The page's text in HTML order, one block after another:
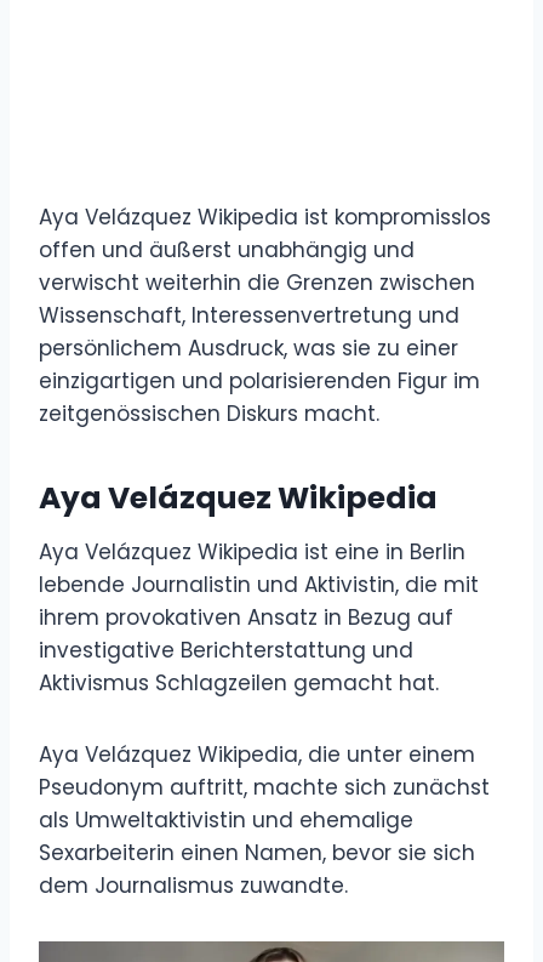
Aya Velázquez Wikipedia ist kompromisslos
offen und äußerst unabhängig und
verwischt weiterhin die Grenzen zwischen
Wissenschaft, Interessenvertretung und
persönlichem Ausdruck, was sie zu einer
einzigartigen und polarisierenden Figur im
zeitgenössischen Diskurs macht.
Aya Velázquez Wikipedia
Aya Velázquez Wikipedia ist eine in Berlin
lebende Journalistin und Aktivistin, die mit
ihrem provokativen Ansatz in Bezug auf
investigative Berichterstattung und
Aktivismus Schlagzeilen gemacht hat.
Aya Velázquez Wikipedia, die unter einem
Pseudonym auftritt, machte sich zunächst
als Umweltaktivistin und ehemalige
Sexarbeiterin einen Namen, bevor sie sich
dem Journalismus zuwandte.